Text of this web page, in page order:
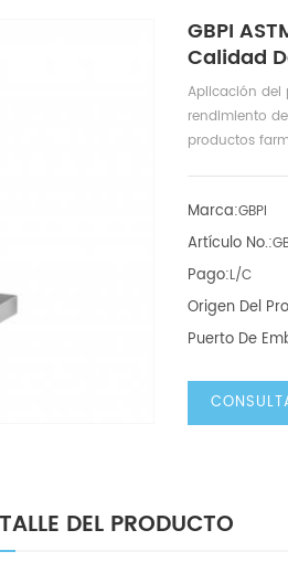
GBPI
Calidad
Aplicación del
rendimiento
productos
Marca:GBPI
Artículo No.:
Pago:L/C
Origen Del
Puerto De
DEL PRODUCTO